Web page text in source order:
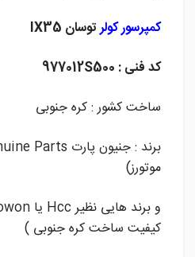
کمپرسور کولرتوسان IX35
کد فنی : 977012S500
ساخت کشور : کره جنوبی
موتورز)
کیفیت ساخت کره جنوبی )